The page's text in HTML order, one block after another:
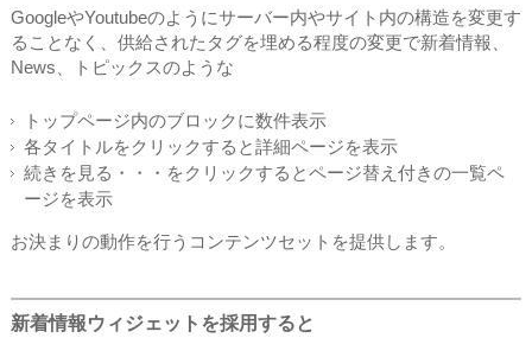
GoogleやYoutubeのようにサーバー内やサイト内の構造を変更す
ることなく、供給されたタグを埋める程度の変更で新着情報、
News、トピックスのような
トップページ内のブロックに数件表示
各タイトルをクリックすると詳細ページを表示
続きを見る・・・をクリックするとページ替え付きの一覧ペ
ージを表示
お決まりの動作を行うコンテンツセットを提供します。
新着情報ウィジェットを採用すると